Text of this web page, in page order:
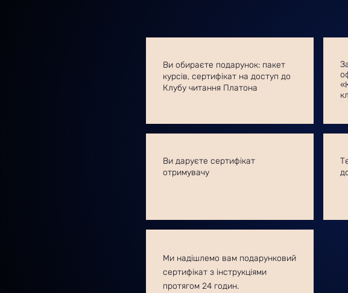
Ви обираєте подарунок: пакет
курсів, сертифікат на доступ до
Клубу читання Платона
Ви даруєте сертифікат
отримувачу
Ми надішлемо вам подарунковий
сертифікат з інструкціями
протягом 24 годин.